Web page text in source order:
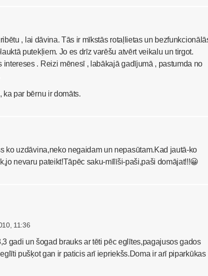
, lai dāvina. Tās ir mīkstās rotaļlietas un
putekļiem. Jo es drīz varēšu atvērt veikalu un tirgot.
intereses . Reizi mēnesī , labākajā gadījumā , pastumda no
ka par bērnu ir domāts.
ko uzdāvina,neko negaidam un nepasūtam.Kad jautā-ko
nevaru pateikt!Tāpēc saku-mīlīši-paši,paši domājat!!!😀
11:36
gadi un šogad brauks ar tēti pēc eglītes,pagajusos gados
pušķot gan ir paticis arī iepriekšs.Doma ir arī piparkūkas